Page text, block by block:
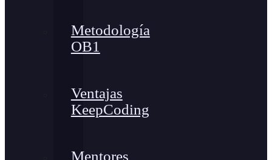
Metodología
OB1
Ventajas
KeepCoding
Mentores